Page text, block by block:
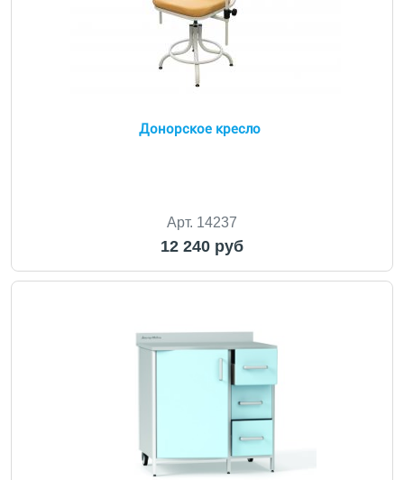
Донорское кресло
Арт. 14237
12 240 руб